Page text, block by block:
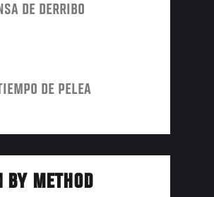
DE DERRIBO
DE PELEA
BY METHOD